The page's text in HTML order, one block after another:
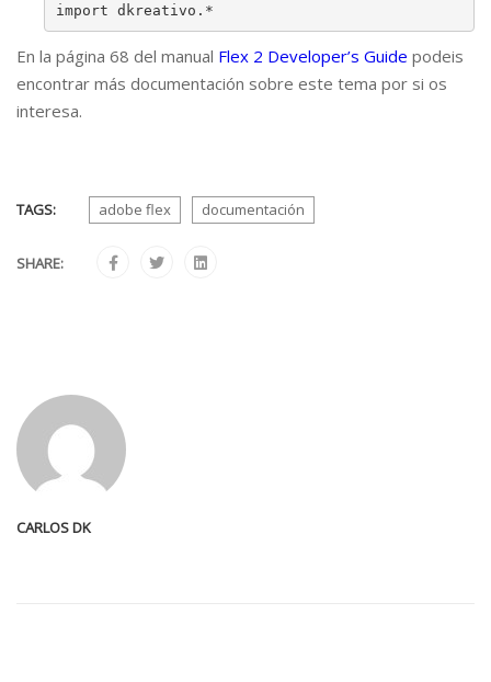
import dkreativo.*
En la página 68 del manual Flex 2 Developer’s Guide podeis
encontrar más documentación sobre este tema por si os
interesa.
TAGS: adobe flex documentación
SHARE:
CARLOS DK